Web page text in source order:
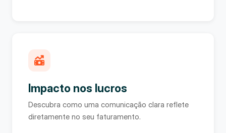
Impacto nos lucros
Descubra como uma comunicação clara reflete
diretamente no seu faturamento.